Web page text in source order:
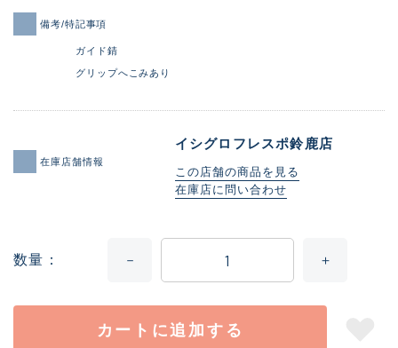
備考/特記事項
ガイド錆
グリップへこみあり
在庫店舗情報
イシグロフレスポ鈴鹿店
この店舗の商品を見る
在庫店に問い合わせ
数量
カートに追加する